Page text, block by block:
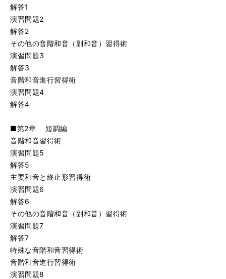
解答1
演習問題2
解答2
その他の音階和音（副和音）習得術
演習問題3
解答3
音階和音進行習得術
演習問題4
解答4
■第2章 短調編
音階和音習得術
演習問題5
解答5
主要和音と終止形習得術
演習問題6
解答6
その他の音階和音（副和音）習得術
演習問題7
解答7
特殊な音階和音習得術
音階和音進行習得術
演習問題8